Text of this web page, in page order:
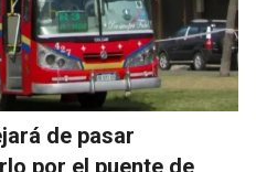
de pasar
por el puente de